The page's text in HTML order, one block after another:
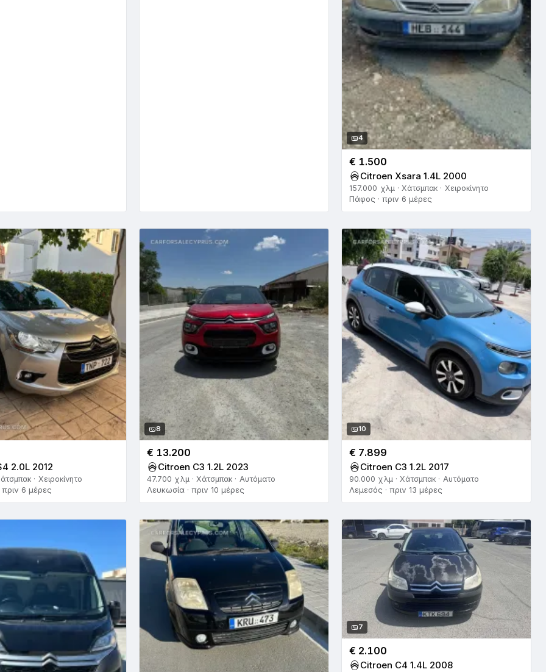
4
€ 1.500
Citroen Xsara 1.4L 2000
157.000 χλμ · Χάτσμπακ · Χειροκίνητο
Πάφος · πριν 6 μέρες
2.0L 2012
· Χειροκίνητο
6 μέρες
8
€ 13.200
Citroen C3 1.2L 2023
47.700 χλμ · Χάτσμπακ · Αυτόματο
Λευκωσία · πριν 10 μέρες
10
€ 7.899
Citroen C3 1.2L 2017
90.000 χλμ · Χάτσμπακ · Αυτόματο
Λεμεσός · πριν 13 μέρες
7
€ 2.100
Citroen C4 1.4L 2008